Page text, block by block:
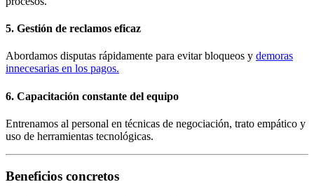
5. Gestión de reclamos eficaz
Abordamos disputas rápidamente para evitar bloqueos y demoras
innecesarias en los pagos.
6. Capacitación constante del equipo
Entrenamos al personal en técnicas de negociación, trato empático y
uso de herramientas tecnológicas.
Beneficios concretos